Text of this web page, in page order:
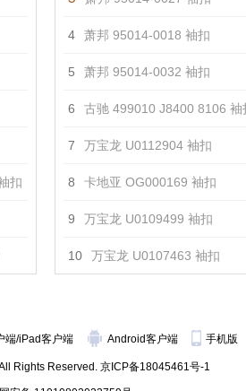
扣
4 萧邦 95014-0018 袖扣
5 萧邦 95014-0032 袖扣
6 古驰 499010 J8400 8106 袖
7 万宝龙 U0112904 袖扣
8 卡地亚 OG000169 袖扣
9 万宝龙 U0109499 袖扣
10 万宝龙 U0107463 袖扣
端/iPad客户端 Android客户端 手机版
Rights Reserved. 京ICP备18045461号-1